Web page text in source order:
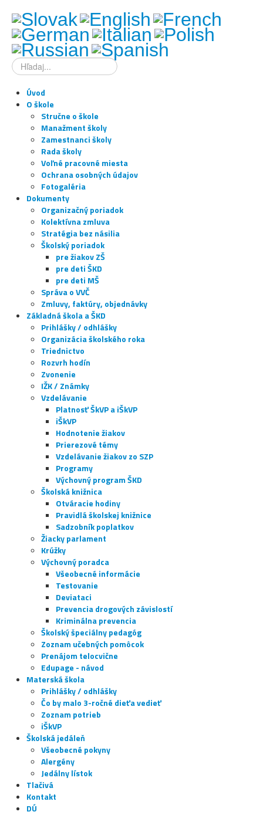
Hľadať
...
Úvod
O škole
Stručne o škole
Manažment školy
Zamestnanci školy
Rada školy
Voľné pracovné miesta
Ochrana osobných údajov
Fotogaléria
Dokumenty
Organizačný poriadok
Kolektívna zmluva
Stratégia bez násilia
Školský poriadok
pre žiakov ZŠ
pre deti ŠKD
pre deti MŠ
Správa o VVČ
Zmluvy, faktúry, objednávky
Základná škola a ŠKD
Prihlášky / odhlášky
Organizácia školského roka
Triednictvo
Rozvrh hodín
Zvonenie
IŽK / Známky
Vzdelávanie
Platnosť ŠkVP a iŠkVP
iŠkVP
Hodnotenie žiakov
Prierezové témy
Vzdelávanie žiakov zo SZP
Programy
Výchovný program ŠKD
Školská knižnica
Otváracie hodiny
Pravidlá školskej knižnice
Sadzobník poplatkov
Žiacky parlament
Krúžky
Výchovný poradca
Všeobecné informácie
Testovanie
Deviataci
Prevencia drogových závislostí
Kriminálna prevencia
Školský špeciálny pedagóg
Zoznam učebných pomôcok
Prenájom telocvične
Edupage - návod
Materská škola
Prihlášky / odhlášky
Čo by malo 3-ročné dieťa vedieť
Zoznam potrieb
iŠkVP
Školská jedáleň
Všeobecné pokyny
Alergény
Jedálny lístok
Tlačivá
Kontakt
DÚ